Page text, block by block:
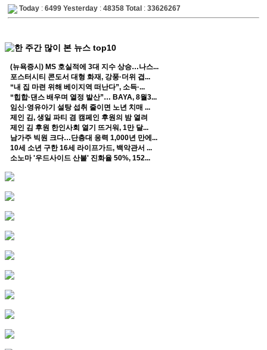
Today : 6499 Yesterday : 48358 Total : 33626267
(뉴욕증시) MS 호실적에 3대 지수 상승…나스...
포스터시티 콘도서 대형 화재, 강풍·더위 겹...
“내 집 마련 위해 베이지역 떠난다”, 소득·...
“힙합·댄스 배우며 열정 발산”… BAYA, 8월3...
임신·영유아기 설탕 섭취 줄이면 노년 치매 ...
제인 김, 생일 파티 겸 캠페인 후원의 밤 열려
제인 김 후원 한인사회 열기 뜨거워, 1만 달...
남가주 빅원 크다…단층대 응력 1,000년 만에...
10세 소년 구한 16세 라이프가드, 백악관서 ...
소노마 '우드사이드 산불' 진화율 50%, 152...